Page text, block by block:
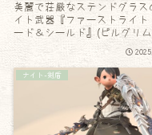
美麗で荘厳なステンドグラス
イト武器『ファーストライト
ード＆シールド』(ピルグリム
ナイト-剣盾